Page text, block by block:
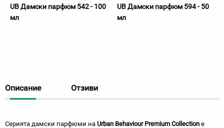
UB Дамски парфюм 542 - 100
мл
UB Дамски парфюм 594 - 50
мл
Описание Отзиви
Серията дамски парфюми на Urban Behaviour Premium Collection е